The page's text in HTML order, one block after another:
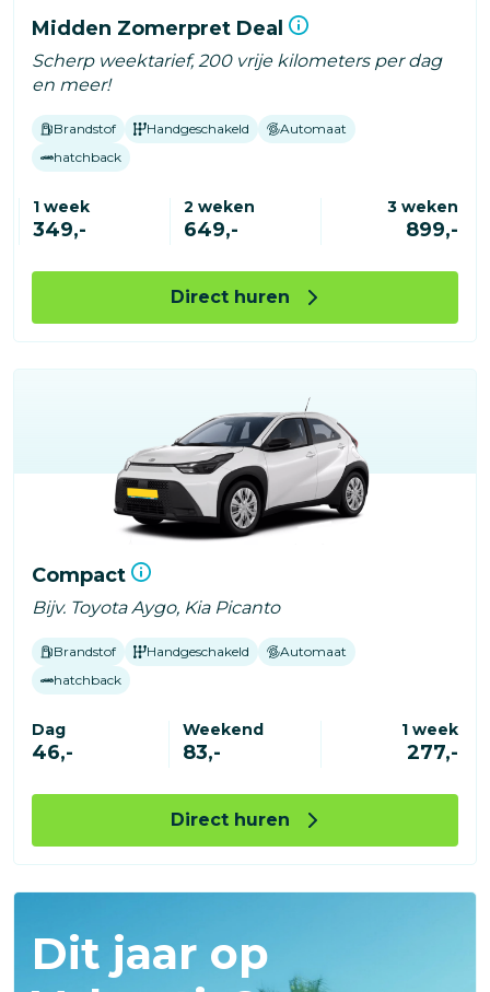
Midden Zomerpret Deal
Scherp weektarief, 200 vrije kilometers per dag
en meer!
Brandstof Handgeschakeld
Automaat
hatchback
1 week
349,-
2 weken
649,-
3 weken
899,-
Direct huren
Compact
Bijv. Toyota Aygo, Kia Picanto
Brandstof Handgeschakeld
Automaat
hatchback
Dag
46,-
Weekend
83,-
1 week
277,-
Direct huren
Dit jaar op